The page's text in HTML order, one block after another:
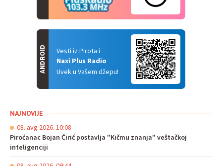
Vesti iz Pirota i
Naxi Plus Radio
Uvek u Vašem džepu!
ANDROID
NAJNOVIJE
08. avg 2026. 10:08
Piroćanac Bojan Ćirić postavlja "Kičmu znanja" veštačkoj
inteligenciji